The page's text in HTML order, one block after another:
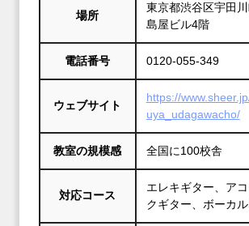
場所
東京都渋谷区宇田
島屋ビル4階
電話番号 0120-055-349
ウェブサイト
https://
uya_udagawacho/
教室の規模感 全国に100校舎
対応コース
エレキギター、ア
クギター、ボーカ